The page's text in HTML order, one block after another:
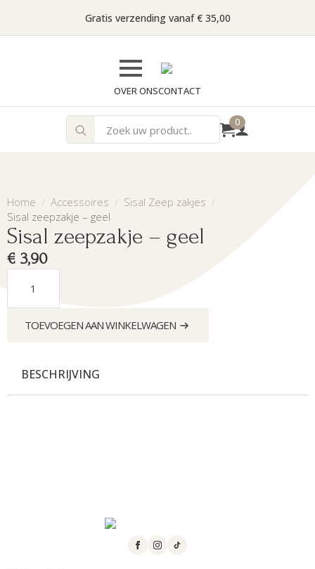
Gratis verzending vanaf € 35,00
OVER ONSCONTACT
Search
for:
0
Home Accessoires
Sisal Zeep zakjes
Sisal zeepzakje – geel
Sisal zeepzakje – geel
€ 3,90
Sisal
zeepzakje
geel
TOEVOEGEN AAN WINKELWAGEN
BESCHRIJVING